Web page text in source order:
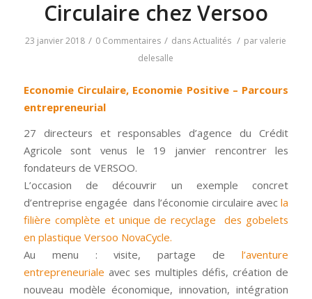
Circulaire chez Versoo
23 janvier 2018 / 0 Commentaires / dansActualités / parvalerie
delesalle
Economie Circulaire, Economie Positive – Parcours
entrepreneurial
27 directeurs et responsables d’agence du Crédit
Agricole sont venus le 19 janvier rencontrer les
fondateurs de VERSOO.
L’occasion de découvrir un exemple concret
d’entreprise engagée dans l’économie circulaire avecla
filière complète et unique de recyclage des gobelets
en plastique Versoo NovaCycle.
Au menu : visite, partage del’aventure
entrepreneuriale avec ses multiples défis, création de
nouveau modèle économique, innovation, intégration